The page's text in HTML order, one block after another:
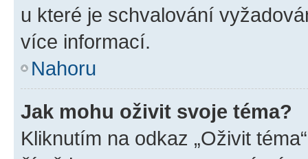
u které je schvalování
více informací.
Nahoru
Jak mohu oživit svoje téma?
Kliknutím na odkaz „Oživit